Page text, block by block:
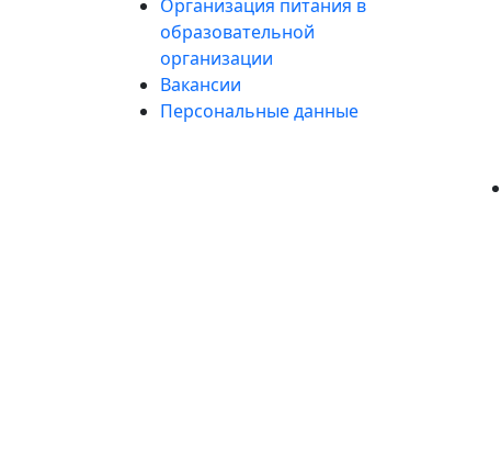
Организация питания в
образовательной
организации
Вакансии
Персональные данные